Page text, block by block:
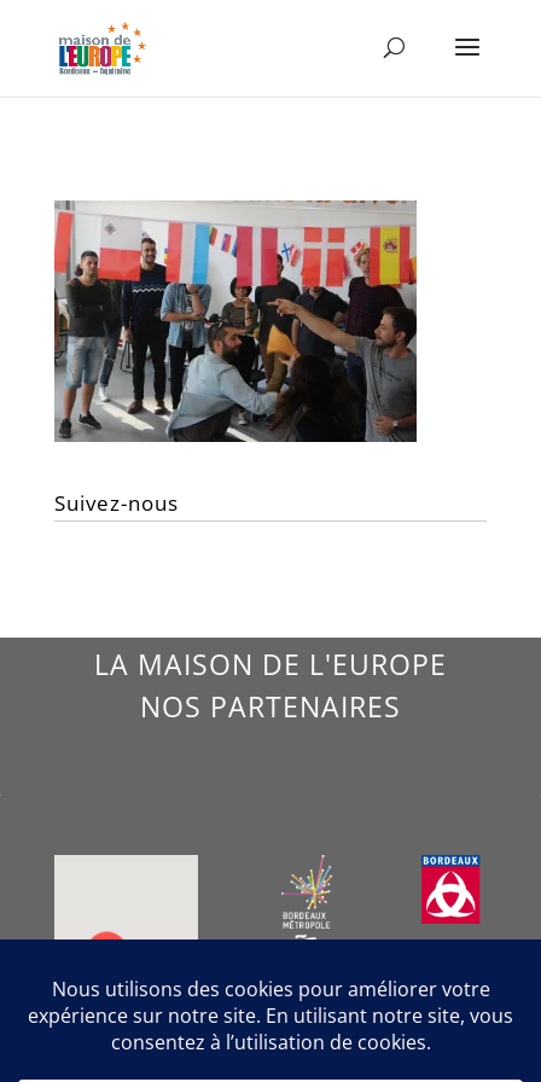
Suivez-nous
LA MAISON DE L'EUROPE
NOS PARTENAIRES